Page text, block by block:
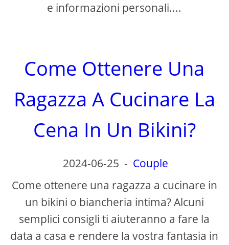
e informazioni personali....
Come Ottenere Una
Ragazza A Cucinare La
Cena In Un Bikini?
2024-06-25 - Couple
Come ottenere una ragazza a cucinare in
un bikini o biancheria intima? Alcuni
semplici consigli ti aiuteranno a fare la
data a casa e rendere la vostra fantasia in